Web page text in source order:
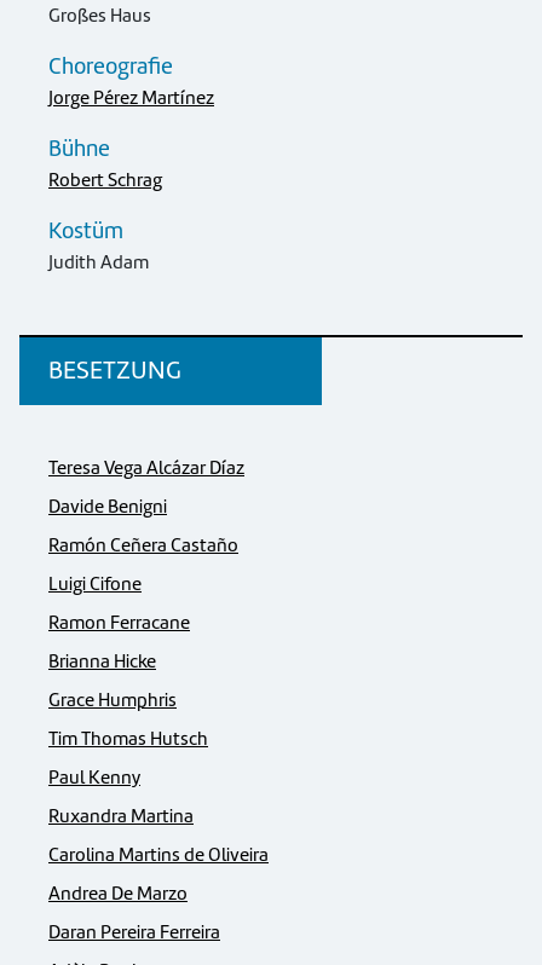
Großes Haus
Choreografie
Jorge Pérez Martínez
Bühne
Robert Schrag
Kostüm
Judith Adam
BESETZUNG
Teresa Vega Alcázar Díaz
Davide Benigni
Ramón Ceñera Castaño
Luigi Cifone
Ramon Ferracane
Brianna Hicke
Grace Humphris
Tim Thomas Hutsch
Paul Kenny
Ruxandra Martina
Carolina Martins de Oliveira
Andrea De Marzo
Daran Pereira Ferreira